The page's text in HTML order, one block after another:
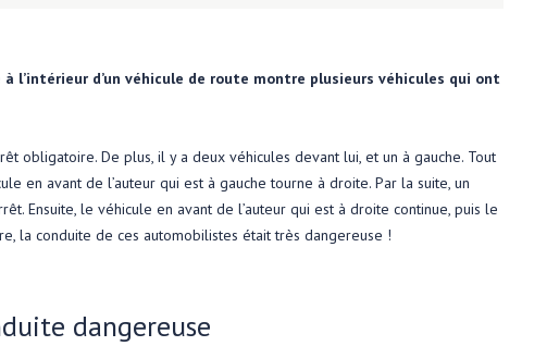
à l’intérieur d’un véhicule de route montre plusieurs véhicules qui ont
obligatoire. De plus, il y a deux véhicules devant lui, et un à gauche. Tout
en avant de l’auteur qui est à gauche tourne à droite. Par la suite, un
Ensuite, le véhicule en avant de l’auteur qui est à droite continue, puis le
la conduite de ces automobilistes était très dangereuse !
dangereuse